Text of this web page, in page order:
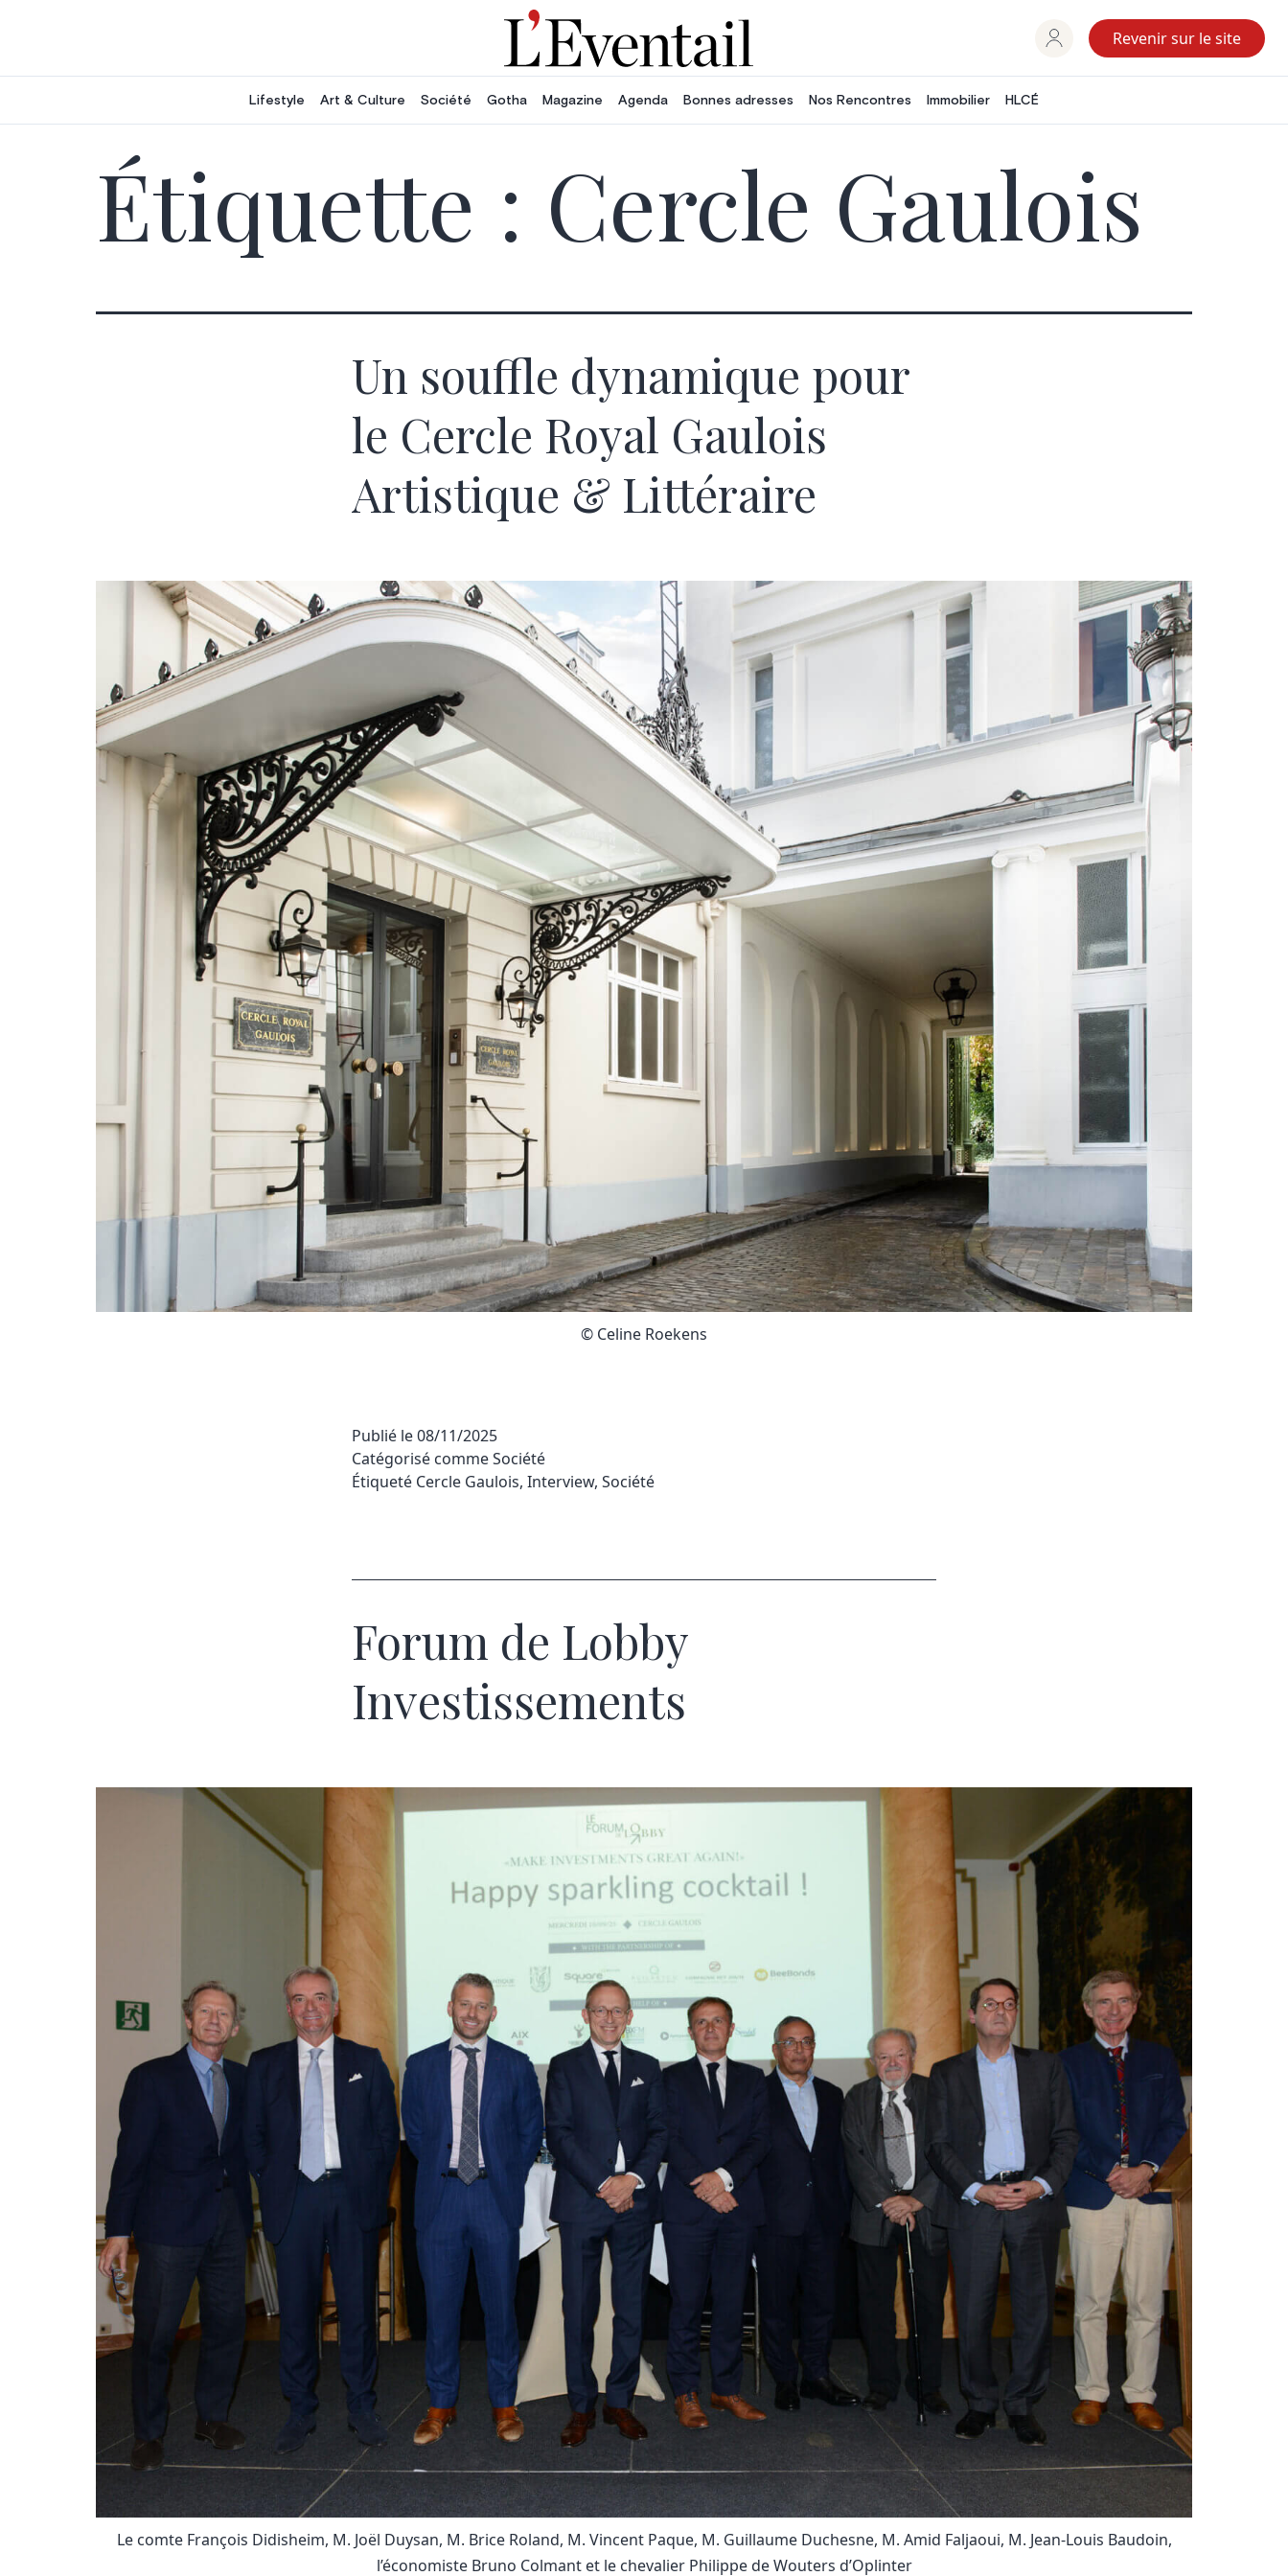
Revenir sur le site
Lifestyle Art & Culture Société Gotha Magazine Agenda Bonnes adresses Nos Rencontres Immobilier HLCÉ
Étiquette : Cercle Gaulois
Un souffle dynamique pour
le Cercle Royal Gaulois
Artistique & Littéraire
© Celine Roekens
Publié le08/11/2025
Catégorisé commeSociété
Étiqueté Cercle Gaulois, Interview, Société
Forum de Lobby
Investissements
Le comte François Didisheim, M. Joël Duysan, M. Brice Roland, M. Vincent Paque, M. Guillaume Duchesne, M. Amid Faljaoui, M. Jean-Louis Baudoin,
l’économiste Bruno Colmant et le chevalier Philippe de Wouters d’Oplinter